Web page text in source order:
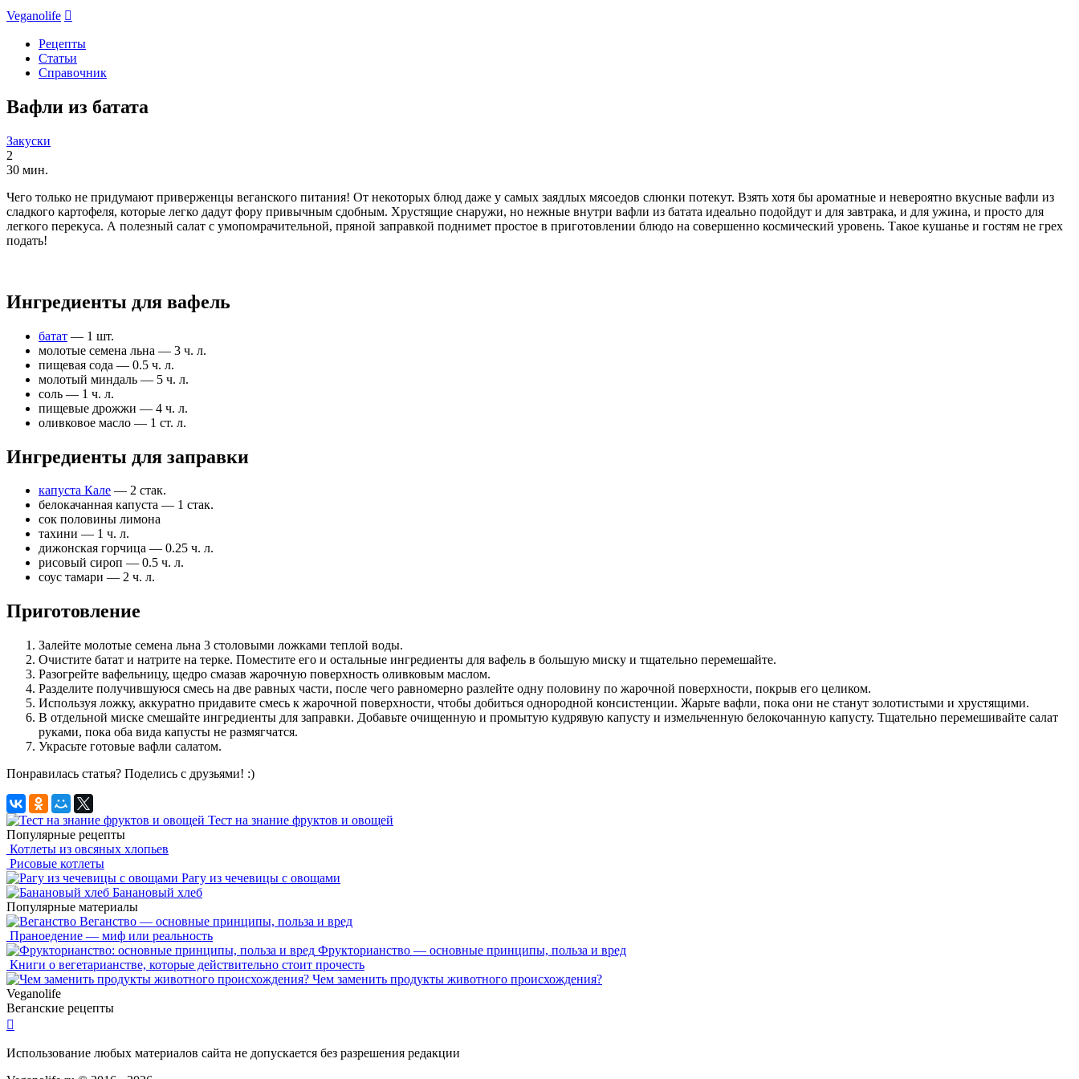
Veganolife 
Рецепты
Статьи
Справочник
Вафли из батата
Закуски
2
30 мин.
Чего только не придумают приверженцы веганского питания! От некоторых блюд даже у самых заядлых мясоедов слюнки потекут. Взять хотя бы ароматные и невероятно вкусные вафли из
сладкого картофеля, которые легко дадут фору привычным сдобным. Хрустящие снаружи, но нежные внутри вафли из батата идеально подойдут и для завтрака, и для ужина, и просто для
легкого перекуса. А полезный салат с умопомрачительной, пряной заправкой поднимет простое в приготовлении блюдо на совершенно космический уровень. Такое кушанье и гостям не грех
подать!
Ингредиенты для вафель
батат — 1 шт.
молотые семена льна — 3 ч. л.
пищевая сода — 0.5 ч. л.
молотый миндаль — 5 ч. л.
соль — 1 ч. л.
пищевые дрожжи — 4 ч. л.
оливковое масло — 1 ст. л.
Ингредиенты для заправки
капуста Кале — 2 стак.
белокачанная капуста — 1 стак.
сок половины лимона
тахини — 1 ч. л.
дижонская горчица — 0.25 ч. л.
рисовый сироп — 0.5 ч. л.
соус тамари — 2 ч. л.
Приготовление
Залейте молотые семена льна 3 столовыми ложками теплой воды.
Очистите батат и натрите на терке. Поместите его и остальные ингредиенты для вафель в большую миску и тщательно перемешайте.
Разогрейте вафельницу, щедро смазав жарочную поверхность оливковым маслом.
Разделите получившуюся смесь на две равных части, после чего равномерно разлейте одну половину по жарочной поверхности, покрыв его целиком.
Используя ложку, аккуратно придавите смесь к жарочной поверхности, чтобы добиться однородной консистенции. Жарьте вафли, пока они не станут золотистыми и хрустящими.
В отдельной миске смешайте ингредиенты для заправки. Добавьте очищенную и промытую кудрявую капусту и измельченную белокочанную капусту. Тщательно перемешивайте салат
руками, пока оба вида капусты не размягчатся.
Украсьте готовые вафли салатом.
Понравилась статья? Поделись c друзьями! :)
Тест на знание фруктов и овощей
Популярные рецепты
Котлеты из овсяных хлопьев
Рисовые котлеты
Рагу из чечевицы с овощами
Банановый хлеб
Популярные материалы
Веганство — основные принципы, польза и вред
Праноедение — миф или реальность
Фрукторианство — основные принципы, польза и вред
Книги о вегетарианстве, которые действительно стоит прочесть
Чем заменить продукты животного происхождения?
Veganolife
Веганские рецепты

Использование любых материалов сайта не допускается без разрешения редакции